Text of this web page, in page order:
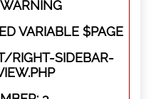
VARIABLE $PAGE
RIGHT-SIDEBAR-